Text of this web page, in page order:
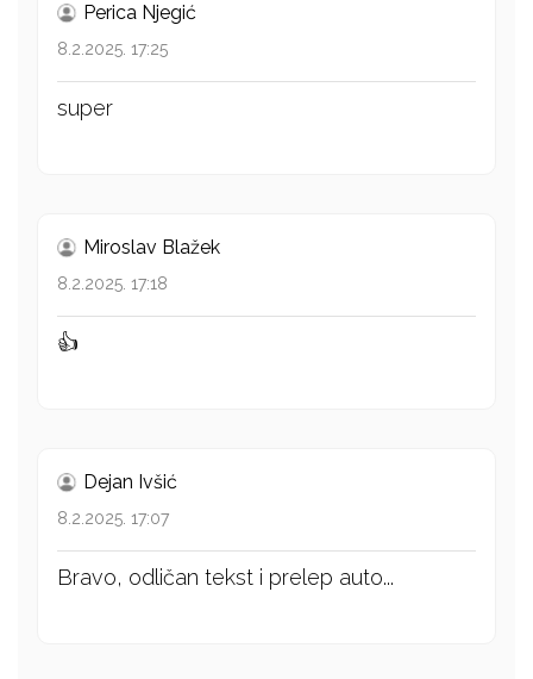
Perica Njegić
8.2.2025. 17:25
super
Miroslav Blažek
8.2.2025. 17:18
👍
Dejan Ivšić
8.2.2025. 17:07
Bravo, odličan tekst i prelep auto...